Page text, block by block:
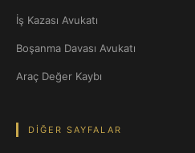
İş Kazası Avukatı
Boşanma Davası Avukatı
Araç Değer Kaybı
DIĞER SAYFALAR